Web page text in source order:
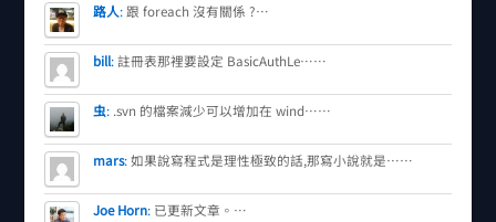
路人: 跟 foreach 沒有關係 ?…
bill:註冊表那裡要設定 BasicAuthLe……
虫: .svn 的檔案減少可以增加在 wind……
mars:如果說寫程式是理性極致的話,那寫小說就是……
Joe Horn: 已更新文章。…